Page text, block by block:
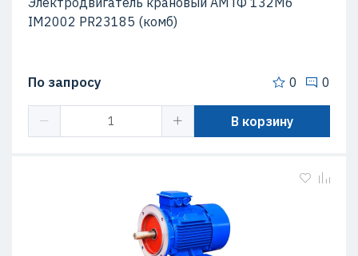
IM2002 PR23185 (комб)
По запросу 0 0
В корзину